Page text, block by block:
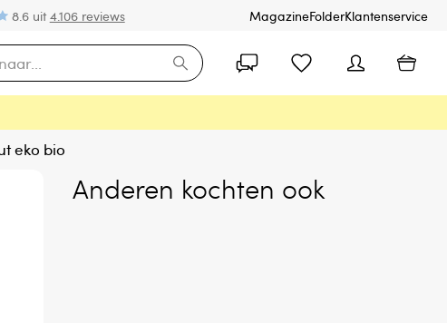
8.6 uit4.106 reviews MagazineFolderKlantenservice
eko bio
Anderen kochten ook